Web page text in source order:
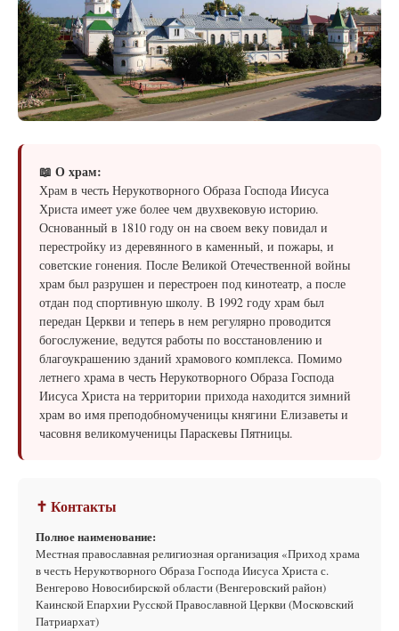
📖 О храм:
Храм в честь Нерукотворного Образа Господа Иисуса
Христа имеет уже более чем двухвековую историю.
Основанный в 1810 году он на своем веку повидал и
перестройку из деревянного в каменный, и пожары, и
советские гонения. После Великой Отечественной войны
храм был разрушен и перестроен под кинотеатр, а после
отдан под спортивную школу. В 1992 году храм был
передан Церкви и теперь в нем регулярно проводится
богослужение, ведутся работы по восстановлению и
благоукрашению зданий храмового комплекса. Помимо
летнего храма в честь Нерукотворного Образа Господа
Иисуса Христа на территории прихода находится зимний
храм во имя преподобномученицы княгини Елизаветы и
часовня великомученицы Параскевы Пятницы.
✝ Контакты
Полное наименование:
Местная православная религиозная организация «Приход храма
в честь Нерукотворного Образа Господа Иисуса Христа с.
Венгерово Новосибирской области (Венгеровский район)
Каинской Епархии Русской Православной Церкви (Московский
Патриархат)